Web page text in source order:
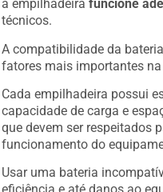
técnicos.
A compatibilidade da
fatores mais importantes
Cada empilhadeira possui
capacidade de carga e
que devem ser respeitados
funcionamento do
Usar uma bateria
eficiência e até danos ao